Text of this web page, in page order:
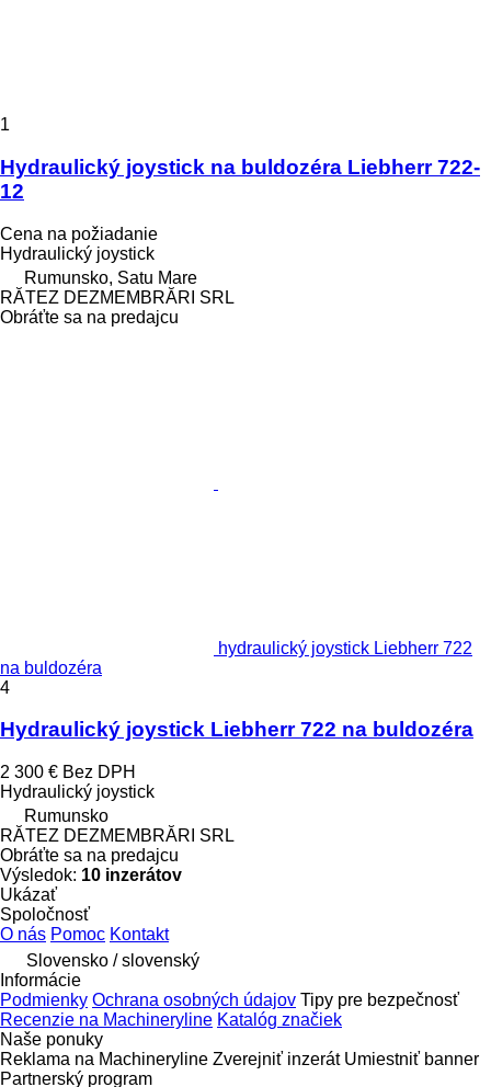
1
Hydraulický joystick na buldozéra Liebherr 722-
12
Cena na požiadanie
Hydraulický joystick
Rumunsko, Satu Mare
RĂTEZ DEZMEMBRĂRI SRL
Obráťte sa na predajcu
hydraulický joystick Liebherr 722
na buldozéra
4
Hydraulický joystick Liebherr 722 na buldozéra
2 300 € Bez DPH
Hydraulický joystick
Rumunsko
RĂTEZ DEZMEMBRĂRI SRL
Obráťte sa na predajcu
Výsledok: 10 inzerátov
Ukázať
Spoločnosť
O nás Pomoc Kontakt
Slovensko / slovenský
Informácie
Podmienky Ochrana osobných údajov Tipy pre bezpečnosť
Recenzie na Machineryline Katalóg značiek
Naše ponuky
Reklama na Machineryline Zverejniť inzerát Umiestniť banner
Partnerský program